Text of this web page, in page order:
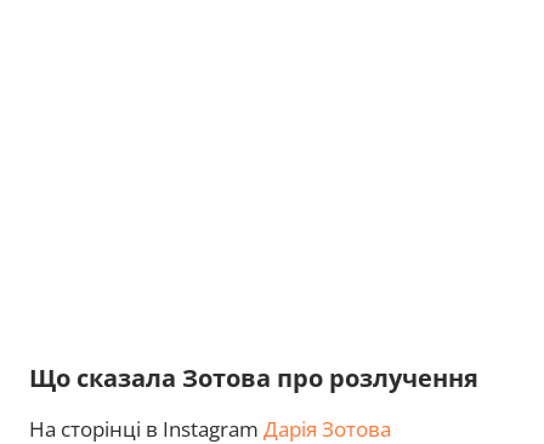
Що сказала Зотова про розлучення
На сторінці в Instagram Дарія Зотова